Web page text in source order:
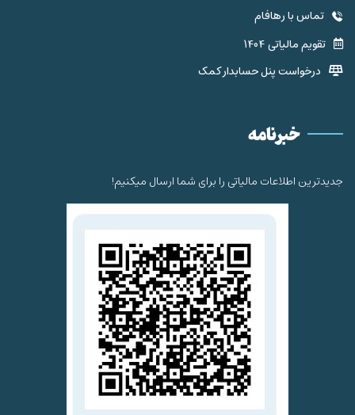
تماس با رهافام
تقویم مالیاتی 1404
درخواست پنل حسابدار کمک
خبرنامه
جدیدترین اطلاعات مالیاتی را برای شما ارسال میکنیم!